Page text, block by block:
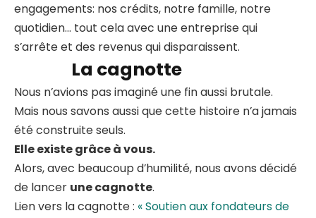
engagements: nos crédits, notre famille, notre
quotidien… tout cela avec une entreprise qui
s’arrête et des revenus qui disparaissent.
La cagnotte
Nous n’avions pas imaginé une fin aussi brutale.
Mais nous savons aussi que cette histoire n’a jamais
été construite seuls.
Elle existe grâce à vous.
Alors, avec beaucoup d’humilité, nous avons décidé
de lancer une cagnotte.
Lien vers la cagnotte : « Soutien aux fondateurs de